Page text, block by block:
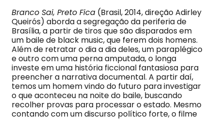
Branco Sai, Preto Fica (Brasil, 2014, direção Adirley
Queirós) aborda a segregação da periferia de
Brasília, a partir de tiros que são disparados em
um baile de black music, que ferem dois homens.
Além de retratar o dia a dia deles, um paraplégico
e outro com uma perna amputada, o longa
investe em uma história ficcional fantasiosa para
preencher a narrativa documental. A partir daí,
temos um homem vindo do futuro para investigar
o que aconteceu na noite do baile, buscando
recolher provas para processar o estado. Mesmo
contando com um discurso político forte, o filme